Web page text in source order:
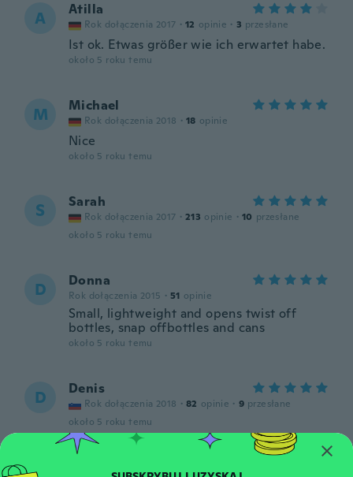
A Atilla
Rok dołączenia 2017 · 12 opinie · 3 przesłane
Ist ok. Etwas größer wie ich erwartet habe.
około 5 roku temu
M Michael
Rok dołączenia 2018 · 18 opinie
Nice
około 5 roku temu
S Sarah
Rok dołączenia 2017 · 213 opinie · 10 przesłane
około 5 roku temu
D Donna
Rok dołączenia 2015 · 51 opinie
Small, lightweight and opens twist off
bottles, snap offbottles and cans
około 5 roku temu
D Denis
Rok dołączenia 2018 · 82 opinie · 9 przesłane
około 5 roku temu